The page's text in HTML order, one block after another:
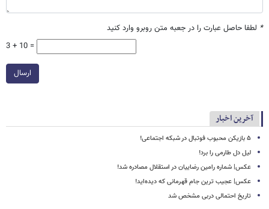
* لطفا حاصل عبارت را در جعبه متن روبرو وارد کنید
3 + 10 =
ارسال
آخرین اخبار
۵ بازیکن محبوب فوتبال در شبکه اجتماعی!
لیل دل طارمی را برد!
عکس| شماره رامین رضاییان در استقلال مصادره شد!
عکس| عجیب ترین جام قهرمانی که دیده‌اید!
تاریخ احتمالی دربی مشخص شد